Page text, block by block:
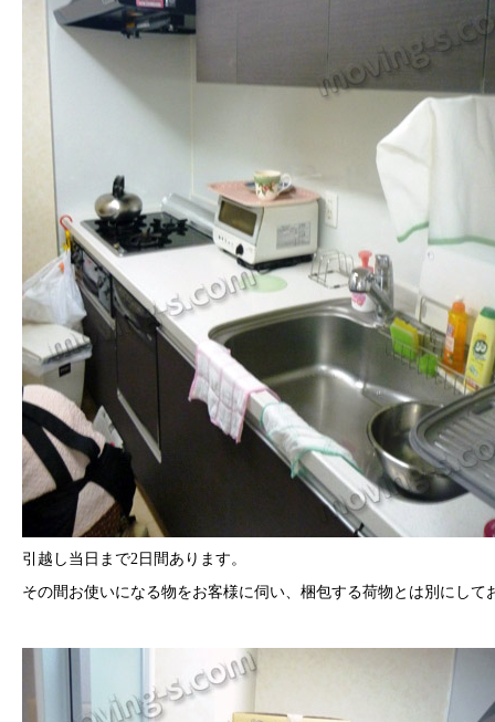
引越し当日まで2日間あります。
その間お使いになる物をお客様に伺い、梱包する荷物とは別にして